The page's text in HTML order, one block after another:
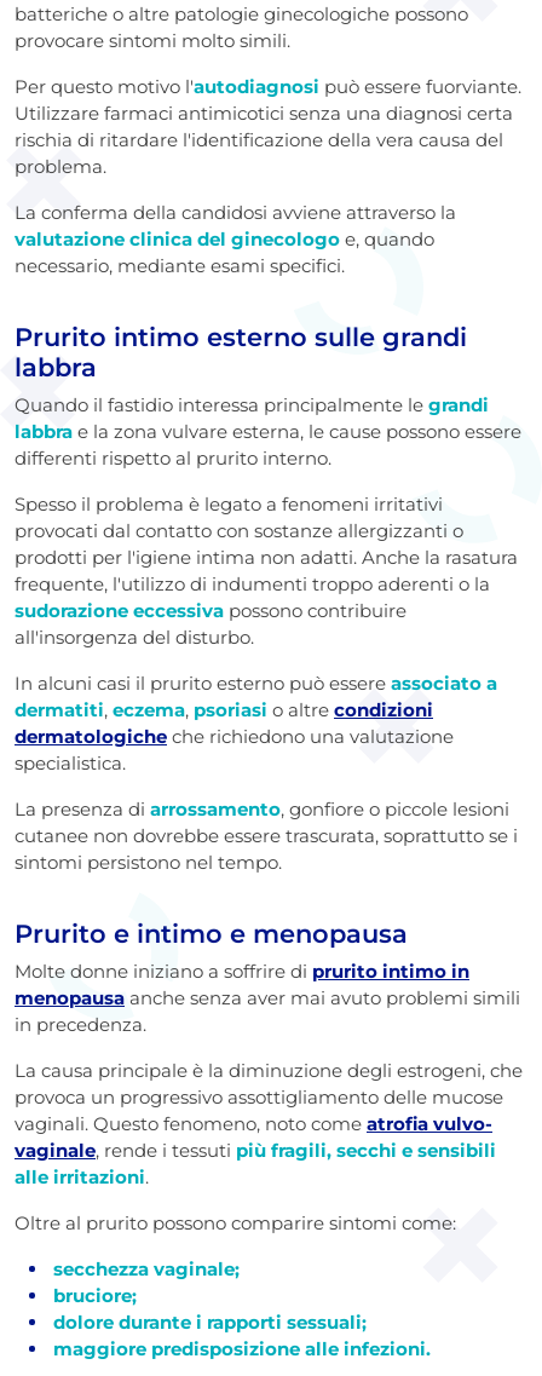
batteriche o altre patologie ginecologiche possono
provocare sintomi molto simili.
Per questo motivo l'autodiagnosi può essere fuorviante.
Utilizzare farmaci antimicotici senza una diagnosi certa
rischia di ritardare l'identificazione della vera causa del
problema.
La conferma della candidosi avviene attraverso la
valutazione clinica del ginecologo e, quando
necessario, mediante esami specifici.
Prurito intimo esterno sulle grandi
labbra
Quando il fastidio interessa principalmente le grandi
labbra e la zona vulvare esterna, le cause possono essere
differenti rispetto al prurito interno.
Spesso il problema è legato a fenomeni irritativi
provocati dal contatto con sostanze allergizzanti o
prodotti per l'igiene intima non adatti. Anche la rasatura
frequente, l'utilizzo di indumenti troppo aderenti o la
sudorazione eccessiva possono contribuire
all'insorgenza del disturbo.
In alcuni casi il prurito esterno può essere associato a
dermatiti, eczema, psoriasi o altre condizioni
dermatologiche che richiedono una valutazione
specialistica.
La presenza di arrossamento, gonfiore o piccole lesioni
cutanee non dovrebbe essere trascurata, soprattutto se i
sintomi persistono nel tempo.
Prurito e intimo e menopausa
Molte donne iniziano a soffrire di prurito intimo in
menopausa anche senza aver mai avuto problemi simili
in precedenza.
La causa principale è la diminuzione degli estrogeni, che
provoca un progressivo assottigliamento delle mucose
vaginali. Questo fenomeno, noto come atrofia vulvo-
vaginale, rende i tessuti più fragili, secchi e sensibili
alle irritazioni.
Oltre al prurito possono comparire sintomi come:
secchezza vaginale;
bruciore;
dolore durante i rapporti sessuali;
maggiore predisposizione alle infezioni.